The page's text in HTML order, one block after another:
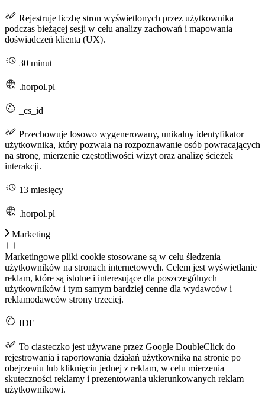
Rejestruje liczbę stron wyświetlonych przez użytkownika
podczas bieżącej sesji w celu analizy zachowań i mapowania
doświadczeń klienta (UX).
30 minut
.horpol.pl
_cs_id
Przechowuje losowo wygenerowany, unikalny identyfikator
użytkownika, który pozwala na rozpoznawanie osób powracających
na stronę, mierzenie częstotliwości wizyt oraz analizę ścieżek
interakcji.
13 miesięcy
.horpol.pl
Marketing
Marketingowe pliki cookie stosowane są w celu śledzenia
użytkowników na stronach internetowych. Celem jest wyświetlanie
reklam, które są istotne i interesujące dla poszczególnych
użytkowników i tym samym bardziej cenne dla wydawców i
reklamodawców strony trzeciej.
IDE
To ciasteczko jest używane przez Google DoubleClick do
rejestrowania i raportowania działań użytkownika na stronie po
obejrzeniu lub kliknięciu jednej z reklam, w celu mierzenia
skuteczności reklamy i prezentowania ukierunkowanych reklam
użytkownikowi.